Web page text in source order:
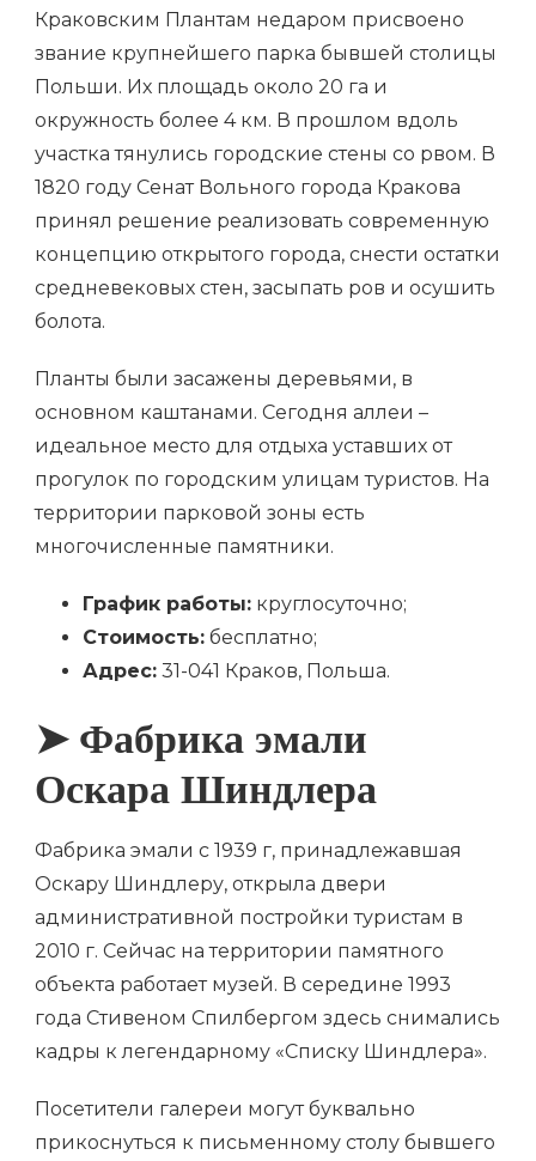
Краковским Плантам недаром присвоено
звание крупнейшего парка бывшей столицы
Польши. Их площадь около 20 га и
окружность более 4 км. В прошлом вдоль
участка тянулись городские стены со рвом. В
1820 году Сенат Вольного города Кракова
принял решение реализовать современную
концепцию открытого города, снести остатки
средневековых стен, засыпать ров и осушить
болота.
Планты были засажены деревьями, в
основном каштанами. Сегодня аллеи –
идеальное место для отдыха уставших от
прогулок по городским улицам туристов. На
территории парковой зоны есть
многочисленные памятники.
График работы: круглосуточно;
Стоимость: бесплатно;
Адрес: 31-041 Краков, Польша.
➤ Фабрика эмали
Оскара Шиндлера
Фабрика эмали с 1939 г, принадлежавшая
Оскару Шиндлеру, открыла двери
административной постройки туристам в
2010 г. Сейчас на территории памятного
объекта работает музей. В середине 1993
года Стивеном Спилбергом здесь снимались
кадры к легендарному «Списку Шиндлера».
Посетители галереи могут буквально
прикоснуться к письменному столу бывшего